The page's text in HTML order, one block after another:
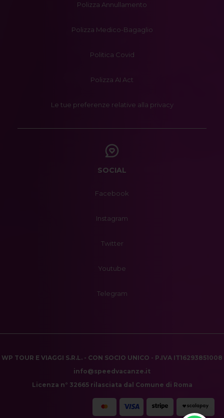
Polizza Annullamento
Polizza Medico-Bagaglio
Politica Covid
Polizza AI Act
Le tue preferenze relative alla privacy
SOCIAL
Facebook
Instagram
Twitter
Youtube
Telegram
WP TOUR E VIAGGI S.R.L. - CON SOCIO UNICO - P.IVA IT16293851008
info@speedvacanze.it
Licenza n° 32665 rilasciata dal Comune di Roma